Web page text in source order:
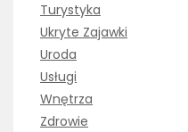
Turystyka
Ukryte Zajawki
Uroda
Usługi
Wnętrza
Zdrowie